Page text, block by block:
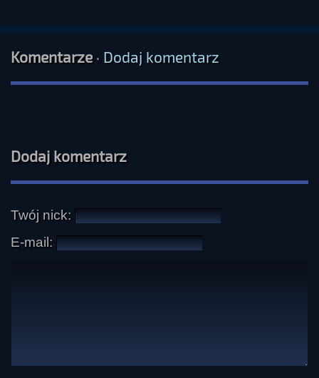
Komentarze· Dodaj komentarz
Dodaj komentarz
Twój nick:
E-mail: